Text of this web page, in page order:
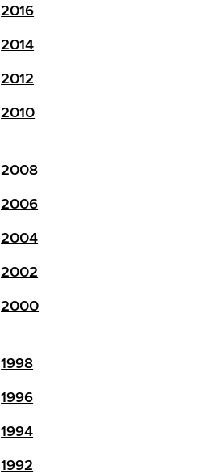
2016
2014
2012
2010
2008
2006
2004
2002
2000
1998
1996
1994
1992